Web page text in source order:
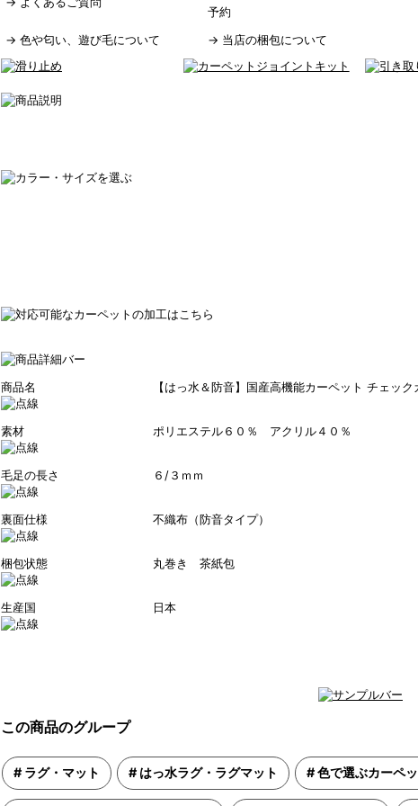
予約
→ 色や匂い、遊び毛について → 当店の梱包について
商品名 【はっ水＆防音】国産高機能カーペット チェック
素材 ポリエステル６０％ アクリル４０％
毛足の長さ ６/３ｍｍ
裏面仕様 不織布（防音タイプ）
梱包状態 丸巻き 茶紙包
生産国 日本
この商品のグループ
ラグ・マット はっ水ラグ・ラグマット 色で選ぶカーペ